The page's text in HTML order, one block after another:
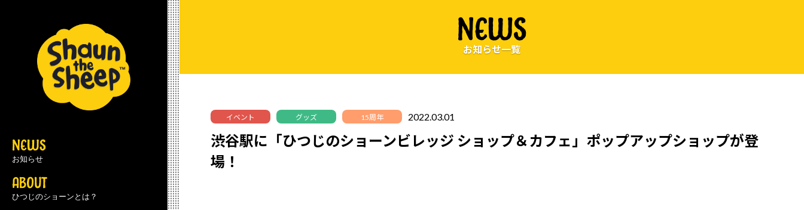
NEWS
お知らせ
ABOUT
ひつじのショーンとは？
NEWS
お知らせ一覧
イベント グッズ 15周年 2022.03.01
渋谷駅に「ひつじのショーンビレッジ ショップ＆カフェ」ポップアップショップが登
場！